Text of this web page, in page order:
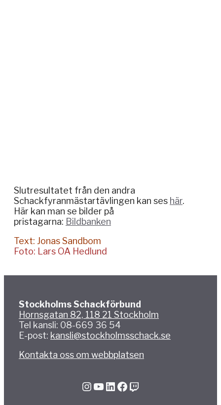
Slutresultatet från den andra
Schackfyranmästartävlingen kan ses här.
Här kan man se bilder på
pristagarna: Bildbanken
Text: Jonas Sandbom
Foto: Lars OA Hedlund
Stockholms Schackförbund
Hornsgatan 82, 118 21 Stockholm
Tel kansli: 08-669 36 54
E-post: kansli@stockholmsschack.se
Kontakta oss om webbplatsen
InstagramYouTube LinkedIn Facebook Twitch